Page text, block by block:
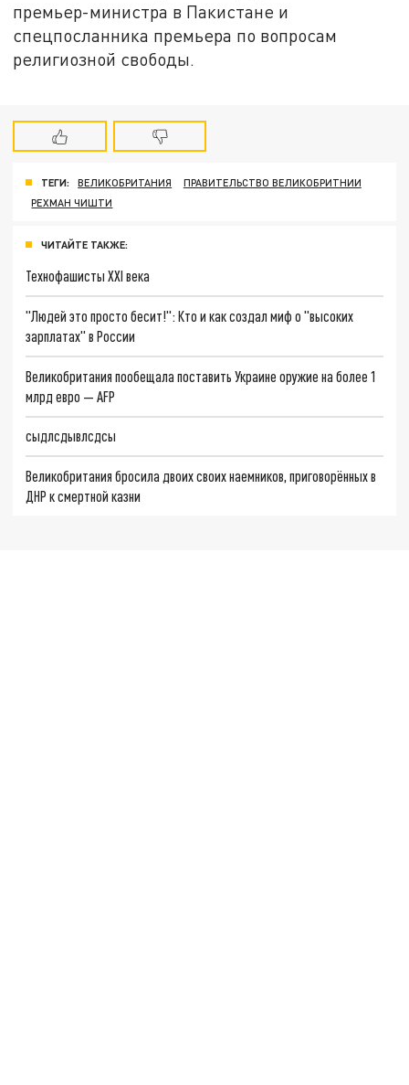
премьер-министра в Пакистане и
спецпосланника премьера по вопросам
религиозной свободы.
ТЕГИ: ВЕЛИКОБРИТАНИЯ
ПРАВИТЕЛЬСТВО ВЕЛИКОБРИТНИИ
РЕХМАН ЧИШТИ
ЧИТАЙТЕ ТАКЖЕ:
Технофашисты XXI века
"Людей это просто бесит!": Кто и как создал миф о "высоких
зарплатах" в России
Великобритания пообещала поставить Украине оружие на более 1
млрд евро — AFP
сыдлсдывлсдсы
Великобритания бросила двоих своих наемников, приговорённых в
ДНР к смертной казни